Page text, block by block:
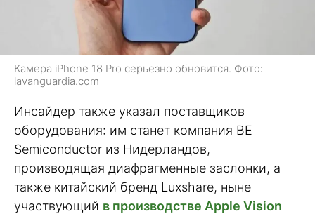
Камера iPhone 18 Pro серьезно обновится. Фото:
lavanguardia.com
Инсайдер также указал поставщиков
оборудования: им станет компания BE
Semiconductor из Нидерландов,
производящая диафрагменные заслонки, а
также китайский бренд Luxshare, ныне
участвующий в производстве Apple Vision